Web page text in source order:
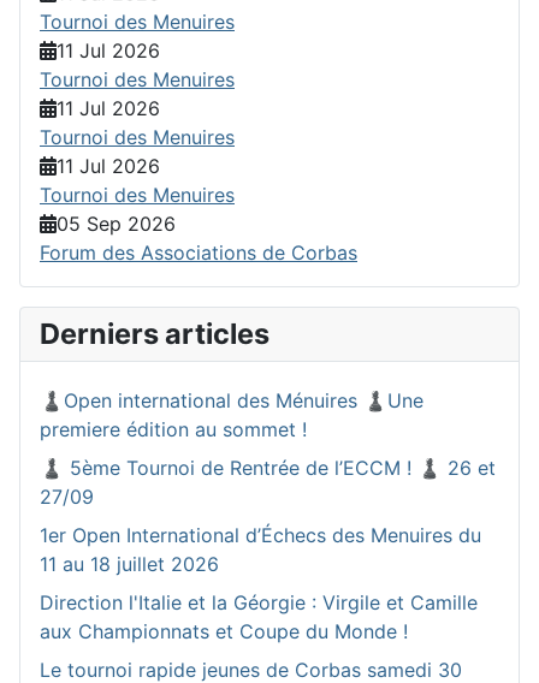
Tournoi des Menuires
11 Jul 2026
Tournoi des Menuires
11 Jul 2026
Tournoi des Menuires
11 Jul 2026
Tournoi des Menuires
05 Sep 2026
Forum des Associations de Corbas
Derniers articles
♟️Open international des Ménuires ♟️Une
premiere édition au sommet !
♟️ 5ème Tournoi de Rentrée de l’ECCM ! ♟️ 26 et
27/09
1er Open International d’Échecs des Menuires du
11 au 18 juillet 2026
Direction l'Italie et la Géorgie : Virgile et Camille
aux Championnats et Coupe du Monde !
Le tournoi rapide jeunes de Corbas samedi 30